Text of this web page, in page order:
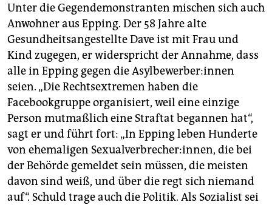
Unter die Gegendemonstranten mischen sich auch
Anwohner aus Epping. Der 58 Jahre alte
Gesundheitsangestellte Dave ist mit Frau und
Kind zugegen, er widerspricht der Annahme, dass
alle in Epping gegen die Asyl­be­wer­be­r:in­nen
seien. „Die Rechtsextremen haben die
Facebookgruppe organisiert, weil eine einzige
Person mutmaßlich eine Straftat begannen hat“,
sagt er und führt fort: „In Epping leben Hunderte
von ehemaligen Sexualverbrecher:innen, die bei
der Behörde gemeldet sein müssen, die meisten
davon sind weiß, und über die regt sich niemand
auf“. Schuld trage auch die Politik. Als Sozialist sei